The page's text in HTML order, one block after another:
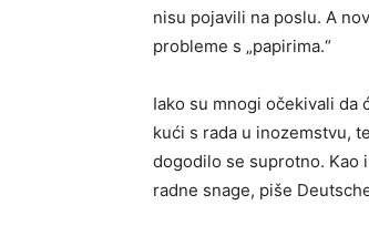
nisu pojavili na poslu. A
probleme s „papirima.“
Iako su mnogi očekivali
kući s rada u inozemstvu,
dogodilo se suprotno. Kao
radne snage, piše